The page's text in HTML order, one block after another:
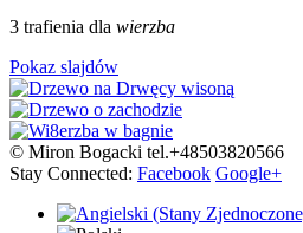
3 trafienia dla wierzba
Pokaz slajdów
© Miron Bogacki tel.+48503820566
Stay Connected: Facebook Google+